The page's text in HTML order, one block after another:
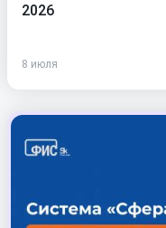
2026
8 июля